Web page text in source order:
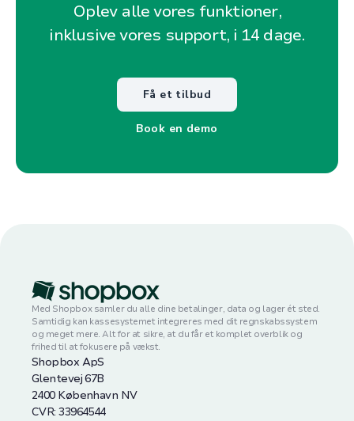
Oplev alle vores funktioner,
inklusive vores support, i 14 dage.
Få et tilbud
Book en demo
Med Shopbox samler du alle dine betalinger, data og lager ét sted.
Samtidig kan kassesystemet integreres med dit regnskabssystem
og meget mere. Alt for at sikre, at du får et komplet overblik og
frihed til at fokusere på vækst.
Shopbox ApS
Glentevej 67B
2400 København NV
CVR: 33964544